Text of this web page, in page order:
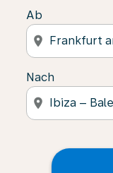
Ab
location_on
Nach
location_on